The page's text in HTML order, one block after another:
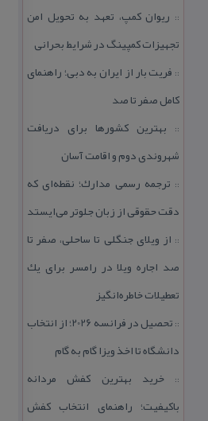
:: ریوان كمپ، تعهد به تحویل امن
تجهیزات كمپینگ در شرایط بحرانی
:: فریت بار از ایران به دبی؛ راهنمای
كامل صفر تا صد
:: بهترین كشورها برای دریافت
شهروندی دوم و اقامت آسان
:: ترجمه رسمی مدارك؛ نقطه‌ای كه
دقت حقوقی از زبان جلوتر می‌ایستد
:: از ویلای جنگلی تا ساحلی، صفر تا
صد اجاره ویلا در رامسر برای یك
تعطیلات خاطره‌انگیز
::
تحصیل در فرانسه 2026؛ از انتخاب
دانشگاه تا اخذ ویزا گام به گام
::خرید بهترین كفش مردانه
باكیفیت؛ راهنمای انتخاب كفش